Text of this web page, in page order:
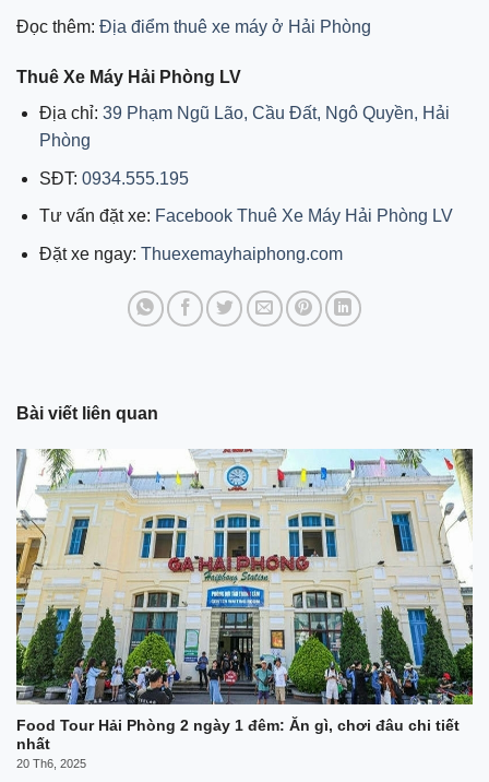
Đọc thêm: Địa điểm thuê xe máy ở Hải Phòng
Thuê Xe Máy Hải Phòng LV
Địa chỉ: 39 Phạm Ngũ Lão, Cầu Đất, Ngô Quyền, Hải
Phòng
SĐT: 0934.555.195
Tư vấn đặt xe: Facebook Thuê Xe Máy Hải Phòng LV
Đặt xe ngay: Thuexemayhaiphong.com
Bài viết liên quan
Food Tour Hải Phòng 2 ngày 1 đêm: Ăn gì, chơi đâu chi tiết
nhất
20 Th6, 2025